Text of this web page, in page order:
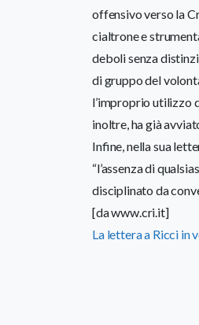
offensivo verso la
cialtrone e
deboli senza
di gruppo del
l’improprio utilizzo
inoltre, ha già
Infine, nella sua
“l’assenza di
disciplinato da
[da www.cri.it]
La lettera a Ricci in